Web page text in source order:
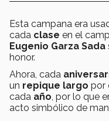
Esta campana era
cada clase en el
Eugenio Garza Sada
honor.
Ahora, cada
un repique largo por
cada año, por lo que
acto simbólico de